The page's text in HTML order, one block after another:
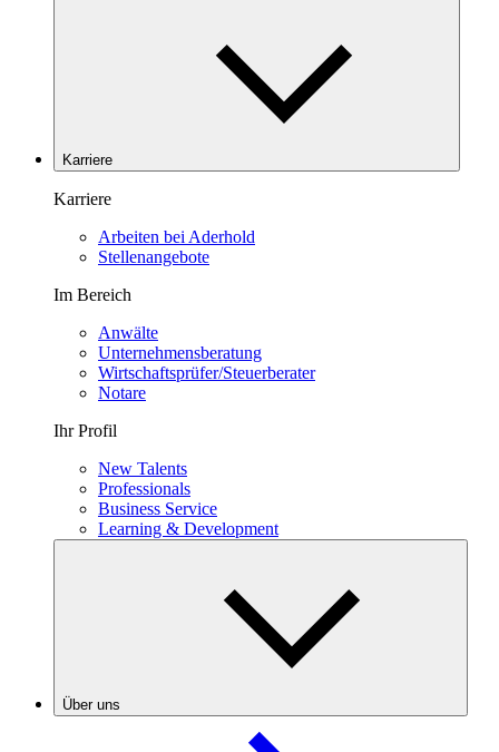
Karriere
Karriere
Arbeiten bei Aderhold
Stellenangebote
Im Bereich
Anwälte
Unternehmensberatung
Wirtschaftsprüfer/Steuerberater
Notare
Ihr Profil
New Talents
Professionals
Business Service
Learning & Development
Über uns